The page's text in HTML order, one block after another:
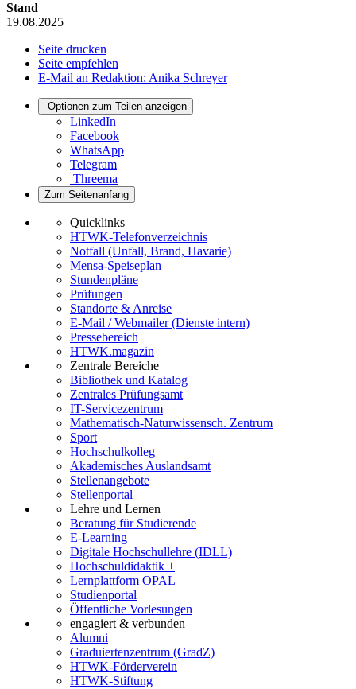
Stand
19.08.2025
Seite drucken
Seite empfehlen
E-Mail an Redaktion: Anika Schreyer
Optionen zum Teilen anzeigen
LinkedIn
Facebook
WhatsApp
Telegram
Threema
Zum Seitenanfang
Quicklinks
HTWK-Telefonverzeichnis
Notfall (Unfall, Brand, Havarie)
Mensa-Speiseplan
Stundenpläne
Prüfungen
Standorte & Anreise
E-Mail / Webmailer (Dienste intern)
Pressebereich
HTWK.magazin
Zentrale Bereiche
Bibliothek und Katalog
Zentrales Prüfungsamt
IT-Servicezentrum
Mathematisch-Naturwissensch. Zentrum
Sport
Hochschulkolleg
Akademisches Auslandsamt
Stellenangebote
Stellenportal
Lehre und Lernen
Beratung für Studierende
E-Learning
Digitale Hochschullehre (IDLL)
Hochschuldidaktik +
Lernplattform OPAL
Studienportal
Öffentliche Vorlesungen
engagiert & verbunden
Alumni
Graduiertenzentrum (GradZ)
HTWK-Förderverein
HTWK-Stiftung